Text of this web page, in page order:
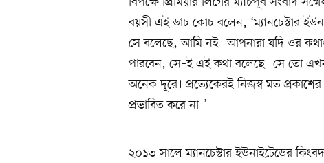
বয়সী এই ডাচ কোচ বলেন, ‘ম্যানচেস্টার
সে বলেছে, আমি নই। আপনারা যদি ওর
পারবেন, সে–ই এই কথা বলেছে। সে তো
অনেক দূরে। প্রত্যেকেরই নিজস্ব মত
প্রভাবিত করে না।’
২০১৩ সালে ম্যানচেস্টার ইউনাইটেডের